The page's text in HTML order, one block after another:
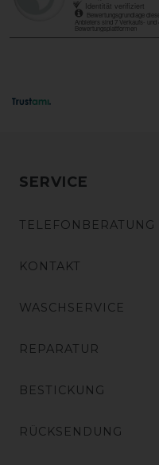
SERVICE
TELEFONBERATUNG
KONTAKT
WASCHSERVICE
REPARATUR
BESTICKUNG
RÜCKSENDUNG